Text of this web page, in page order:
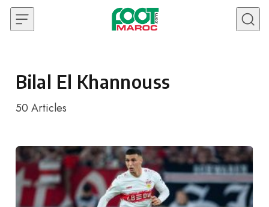
Skip to content
Bilal El Khannouss
50 Articles